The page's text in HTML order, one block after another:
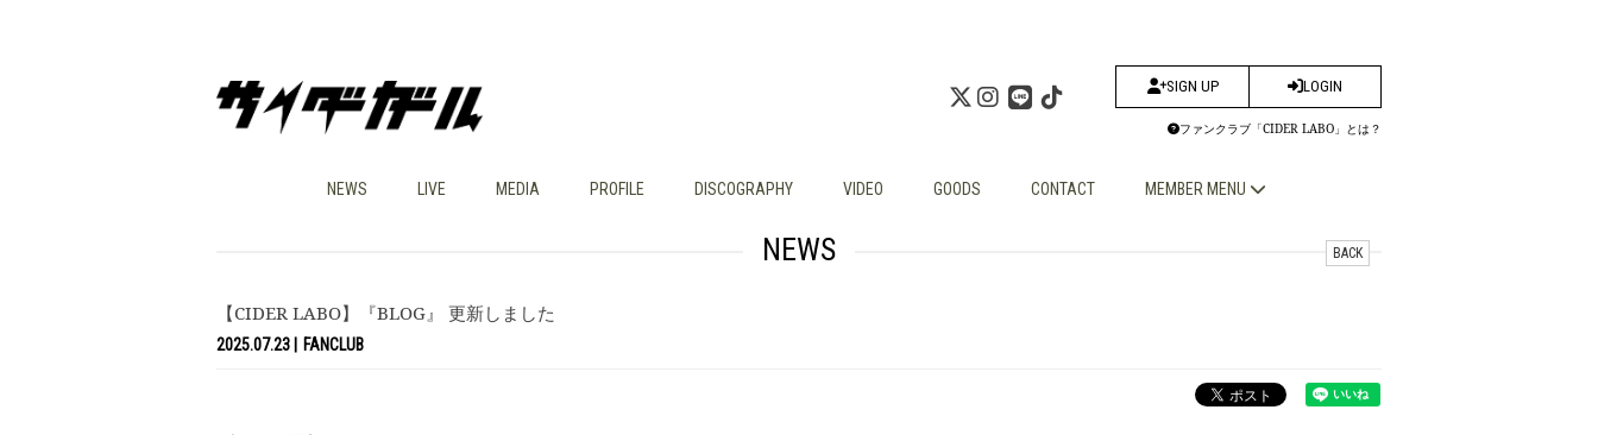
SIGN UP LOGIN
ファンクラブ「CIDER LABO」とは？
NEWS LIVE MEDIA PROFILE DISCOGRAPHY VIDEO GOODS CONTACT MEMBER MENU
NEWS BACK
【CIDER LABO】『BLOG』 更新しました
2025.07.23 FANCLUB